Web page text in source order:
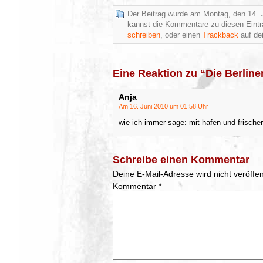
Der Beitrag wurde am Montag, den
kannst die Kommentare zu diesen
schreiben, oder einen Trackback auf
Eine Reaktion zu “Die
Anja
Am 16. Juni 2010 um 01:58 Uhr
wie ich immer sage: mit hafen und
Schreibe einen Kommentar
Deine E-Mail-Adresse wird nicht
Kommentar *